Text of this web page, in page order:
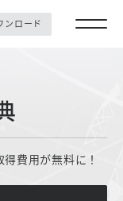
費用が無料に！
ンロード